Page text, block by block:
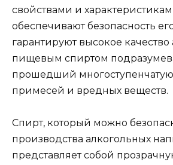
свойствами и
обеспечивают безопасность
гарантируют высокое
пищевым спиртом
прошедший многоступенчатую
примесей и вредных веществ.
Спирт, который можно
производства алкогольных
представляет собой